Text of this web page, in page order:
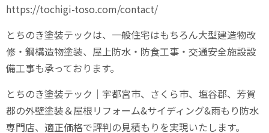
https://tochigi-toso.com/contact/
とちのき塗装テックは、一般住宅はもちろん大型建造物改
修・鋼構造物塗装、屋上防水・防食工事・交通安全施設設
備工事も承っております。
とちのき塗装テック｜宇都宮市、さくら市、塩谷郡、芳賀
郡の外壁塗装＆屋根リフォーム&サイディング&雨もり防水
専門店、適正価格で評判の見積もりを実現いたします。